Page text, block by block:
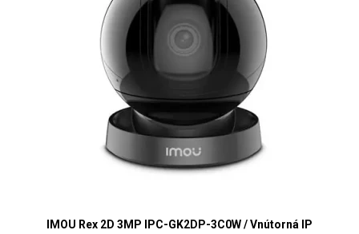
IMOU Rex 2D 3MP IPC-GK2DP-3C0W / Vnútorná IP